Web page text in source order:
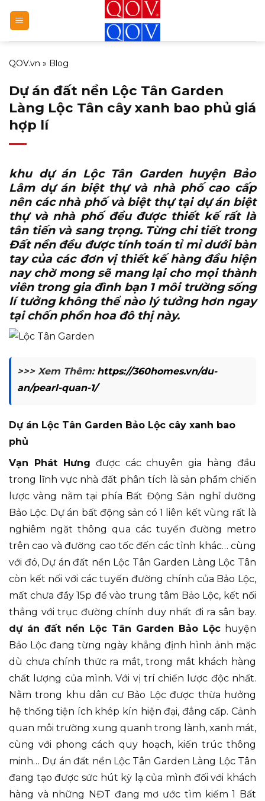
qua
nội
dung
QOV.vn » Blog
Dự án đất nền Lộc Tân Garden
Làng Lộc Tân cây xanh bao phủ giá
hợp lí
khu dự án Lộc Tân Garden huyện Bảo
Lâmdự án biệt thự và nhà phố cao cấp
nên các nhà phố và biệt thự tại dự án biệt
thự và nhà phố đều được thiết kế rất là
tân tiến và sang trọng. Từng chi tiết trong
Đất nền đều được tính toán tỉ mỉ dưới bàn
tay của các đơn vị thiết kế hàng đầu hiện
nay chờ mong sẽ mang lại cho mọi thành
viên trong gia đình bạn 1 môi trường sống
lí tưởng không thể nào lý tưởng hơn ngay
tại chốn phồn hoa đô thị này.
>>> Xem Thêm: https://360homes.vn/du-
an/pearl-quan-1/
Dự án Lộc Tân Garden Bảo Lộc cây xanh bao
phủ
Vạn Phát Hưng được các chuyên gia hàng đầu
trong lĩnh vực nhà đất phân tích là sản phẩm chiến
lược vàng nằm tại phía Bất Động Sản nghỉ dưỡng
Bảo Lộc. Dự án bất động sản có 1 liên kết vùng rất là
nghiêm ngặt thông qua các tuyến đường metro
trên cao và đường cao tốc đến các tỉnh khác… cùng
với đó, Dự án đất nền Lộc Tân Garden Làng Lộc Tân
còn kết nối với các tuyến đường chính của Bảo Lộc,
mất chưa đầy 15p để vào trung tâm Bảo Lộc, kết nối
thẳng với trục đường chính duy nhất đi ra sân bay.
dự án đất nền Lộc Tân Garden Bảo Lộc huyện
Bảo Lộc đang từng ngày khẳng định hình ảnh mặc
dù chưa chính thức ra mắt, trong mắt khách hàng
chất lượng của mình. Với vị trí chiến lược độc nhất.
Nằm trong khu dân cư Bảo Lộc được thừa hưởng
hệ thống tiện ích khép kín hiện đại, đẳng cấp. Cảnh
quan môi trường xung quanh trong lành, xanh mát,
cùng với phong cách quy hoạch, kiến trúc thông
minh… Dự án đất nền Lộc Tân Garden Làng Lộc Tân
đang tạo được sức hút kỳ lạ của mình đối với khách
hàng và những NĐT đang mơ ước tìm kiếm 1 Bất